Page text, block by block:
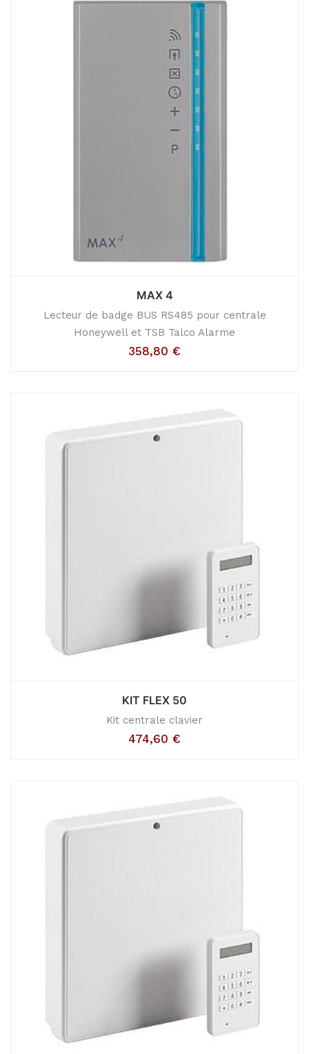
MAX 4
Lecteur de badge BUS RS485 pour centrale
Honeywell et TSB Talco Alarme
358,80 €
KIT FLEX 50
Kit centrale clavier
474,60 €